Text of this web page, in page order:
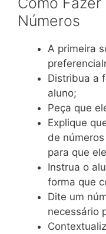
Números
A primeira
Distribua a
aluno;
Peça que
Explique
de
para que
Instrua o
forma que
Dite um
necessário